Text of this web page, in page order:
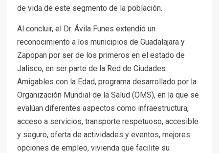
de vida de este segmento de la población.
Al concluir, el Dr. Ávila Funes extendió un
reconocimiento a los municipios de Guadalajara y
Zapopan por ser de los primeros en el estado de
Jalisco, en ser parte de la Red de Ciudades
Amigables con la Edad, programa desarrollado por la
Organización Mundial de la Salud (OMS), en la que se
evalúan diferentes aspectos como infraestructura,
acceso a servicios, transporte respetuoso, accesible
y seguro, oferta de actividades y eventos, mejores
opciones de empleo, vivienda que facilite su